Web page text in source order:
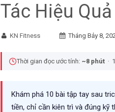
Tác Hiệu
KN Fitness Tháng Bảy 8,
Thời gian đọc ước tính: ~8 phút ·
Khám phá 10 bài tập tay sau
tiền, chỉ cần kiên trì và đúng kỹ